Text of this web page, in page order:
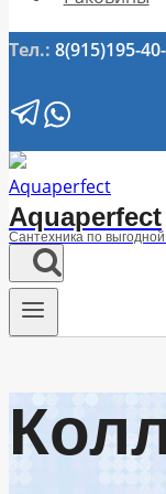
Тел.: 8(915)195-
Aquaperfect
Сантехника по